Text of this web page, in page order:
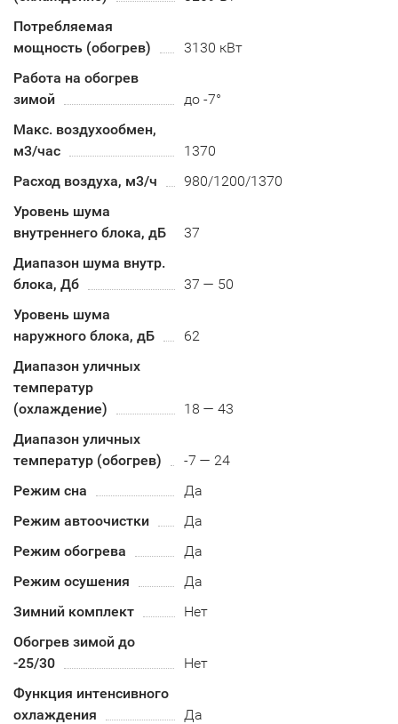
Потребляемая
мощность (обогрев)
3130 кВт
Работа на обогрев
зимой
до -7°
Макс. воздухообмен,
м3/час
1370
Расход воздуха, м3/ч
980/1200/1370
Уровень шума
внутреннего блока, дБ
37
Диапазон шума внутр.
блока, Дб
37 — 50
Уровень шума
наружного блока, дБ
62
Диапазон уличных
температур
(охлаждение)
18 — 43
Диапазон уличных
температур (обогрев)
-7 — 24
Режим сна
Да
Режим автоочистки
Да
Режим обогрева
Да
Режим осушения
Да
Зимний комплект
Нет
Обогрев зимой до
-25/30
Нет
Функция интенсивного
охлаждения
Да